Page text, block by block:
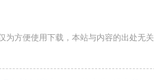
为方便使用下载，本站与内容的出处无